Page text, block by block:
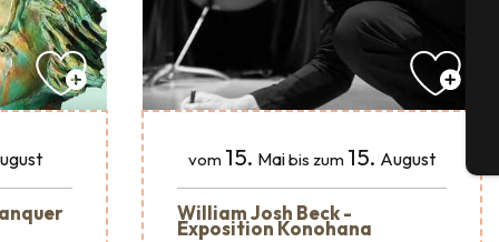
vom 15. Maibis zum 15. August
William Josh Beck -
Exposition Konohana